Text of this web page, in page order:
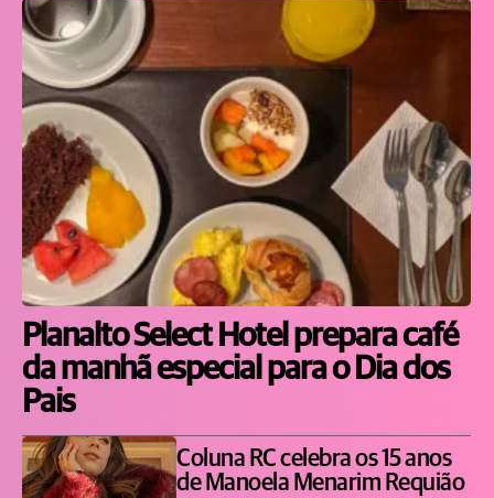
Planalto Select Hotel prepara café
da manhã especial para o Dia dos
Pais
Coluna RC celebra os 15 anos
de Manoela Menarim Requião